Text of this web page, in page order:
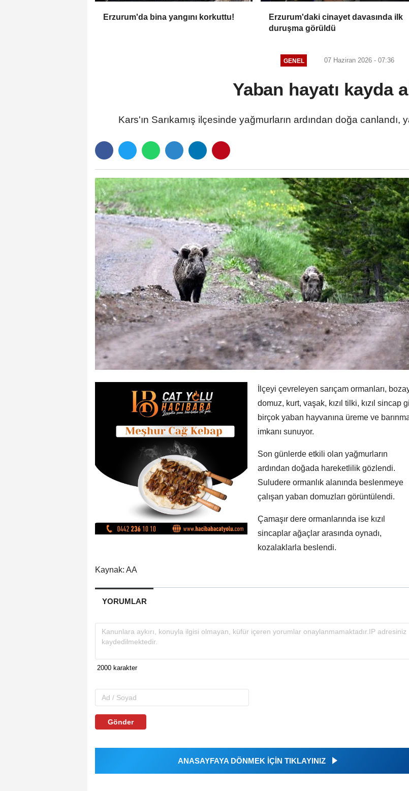
Erzurum'da bina yangını korkuttu!
Erzurum'daki cinayet davasında ilk
duruşma görüldü
GENEL 07 Haziran 2026 - 07:36
Yaban hayatı kayda
Kars'ın Sarıkamış ilçesinde yağmurların ardından doğa canlandı,
İlçeyi çevreleyen sarıçam ormanları,
domuz, kurt, vaşak, kızıl tilki, kızıl sincap
birçok yaban hayvanına üreme ve
imkanı sunuyor.
Son günlerde etkili olan yağmurların
ardından doğada hareketlilik gözlendi.
Suludere ormanlık alanında beslenmeye
çalışan yaban domuzları görüntülendi.
Çamaşır dere ormanlarında ise kızıl
sincaplar ağaçlar arasında oynadı,
kozalaklarla beslendi.
Kaynak: AA
YORUMLAR
Gönder
ANASAYFAYA DÖNMEK İÇİN TIKLAYINIZ